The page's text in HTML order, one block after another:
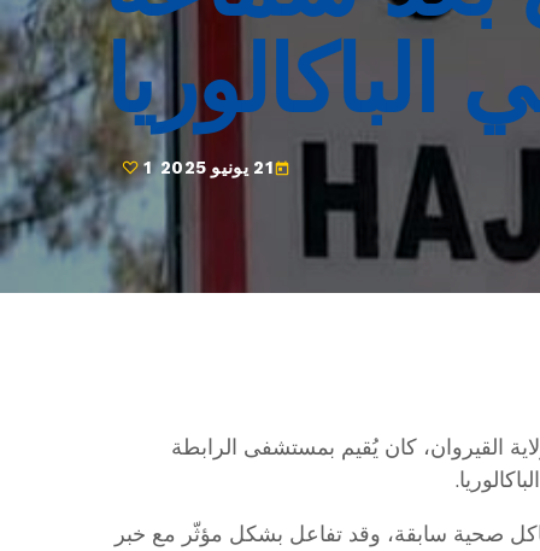
الباكالوريا
today 21 يونيو 2025 1
القيروان، كان يُقيم بمستشفى الرابطة
صحية سابقة، وقد تفاعل بشكل مؤثّر مع خبر